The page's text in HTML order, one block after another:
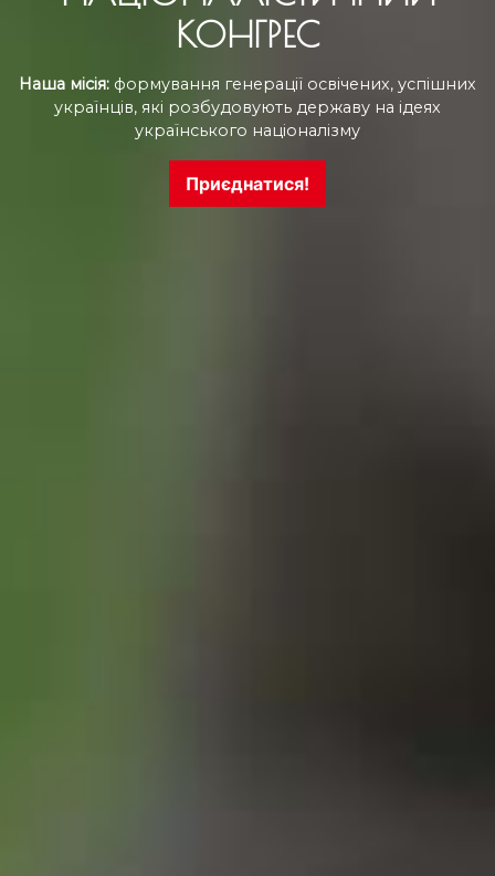
КОНГРЕС
Наша місія: формування генерації освічених, успішних
українців, які розбудовують державу на ідеях
українського націоналізму
Приєднатися!